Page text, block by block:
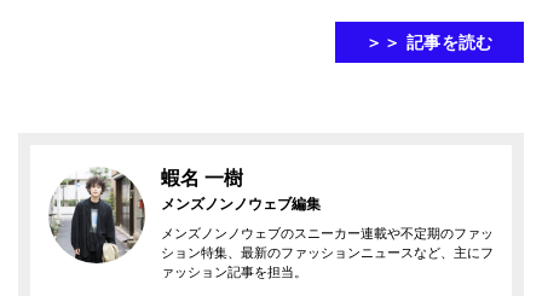
＞＞ 記事を読む
蝦名 一樹
メンズノンノウェブ編集
メンズノンノウェブのスニーカー連載や不定期のファッ
ション特集、最新のファッションニュースなど、主にフ
ァッション記事を担当。